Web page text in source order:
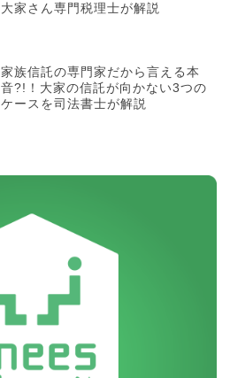
大家さん専門税理士が解説
家族信託の専門家だから言える本
音?!！大家の信託が向かない3つの
ケースを司法書士が解説